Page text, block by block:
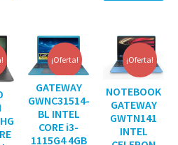
¡Oferta!
GATEWAY
GWNC31514-
BL INTEL
CORE i3-
1115G4 4GB
¡Oferta!
NOTEBOOK
GATEWAY
GWTN141
INTEL